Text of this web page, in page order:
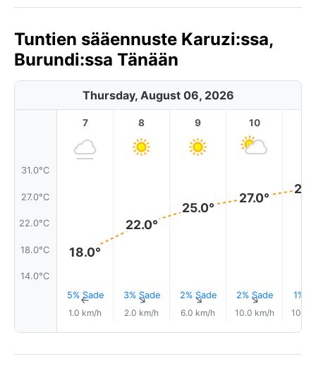
Tuntien sääennuste Karuzi:ssa,
Burundi:ssa Tänään
Thursday, August 06, 2026
31.0°C
27.0°C
22.0°C
18.0°C
14.0°C
7
18.0°
5% Sade
↑
1.0 km/h
8
22.0°
3% Sade
↑
2.0 km/h
9
25.0°
2% Sade
↑
6.0 km/h
10
27.0°
2% Sade
↑
10.0 km/h
1%
10.0